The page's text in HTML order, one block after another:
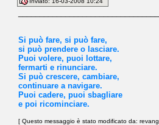
Si può fare, si può fare,
si può prendere o lasciare.
Puoi volere, puoi lottare,
fermarti e rinunciare.
Si può crescere, cambiare,
continuare a navigare.
Puoi cadere, puoi sbagliare
e poi ricominciare.
[ Questo messaggio è stato modificato da: